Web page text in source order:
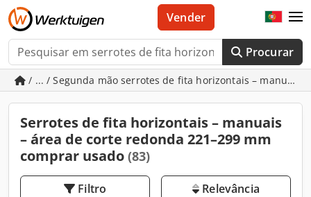
Procurar
Vender
/ ... / Segunda mão serrotes de fita horizontais – manuais
Serrotes de fita horizontais – manuais
– área de corte redonda 221–299 mm
comprar usado (83)
Filtro Relevância